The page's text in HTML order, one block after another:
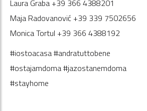
Laura Graba +39 366 4388201
Maja Radovanović +39 339 7502656
Monica Tortul +39 366 4388192
#iostoacasa #andratuttobene
#ostajamdoma #jazostanemdoma
#stayhome